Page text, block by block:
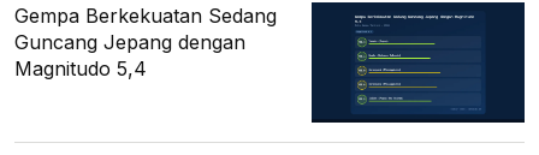
Gempa Berkekuatan Sedang
Guncang Jepang dengan
Magnitudo 5,4